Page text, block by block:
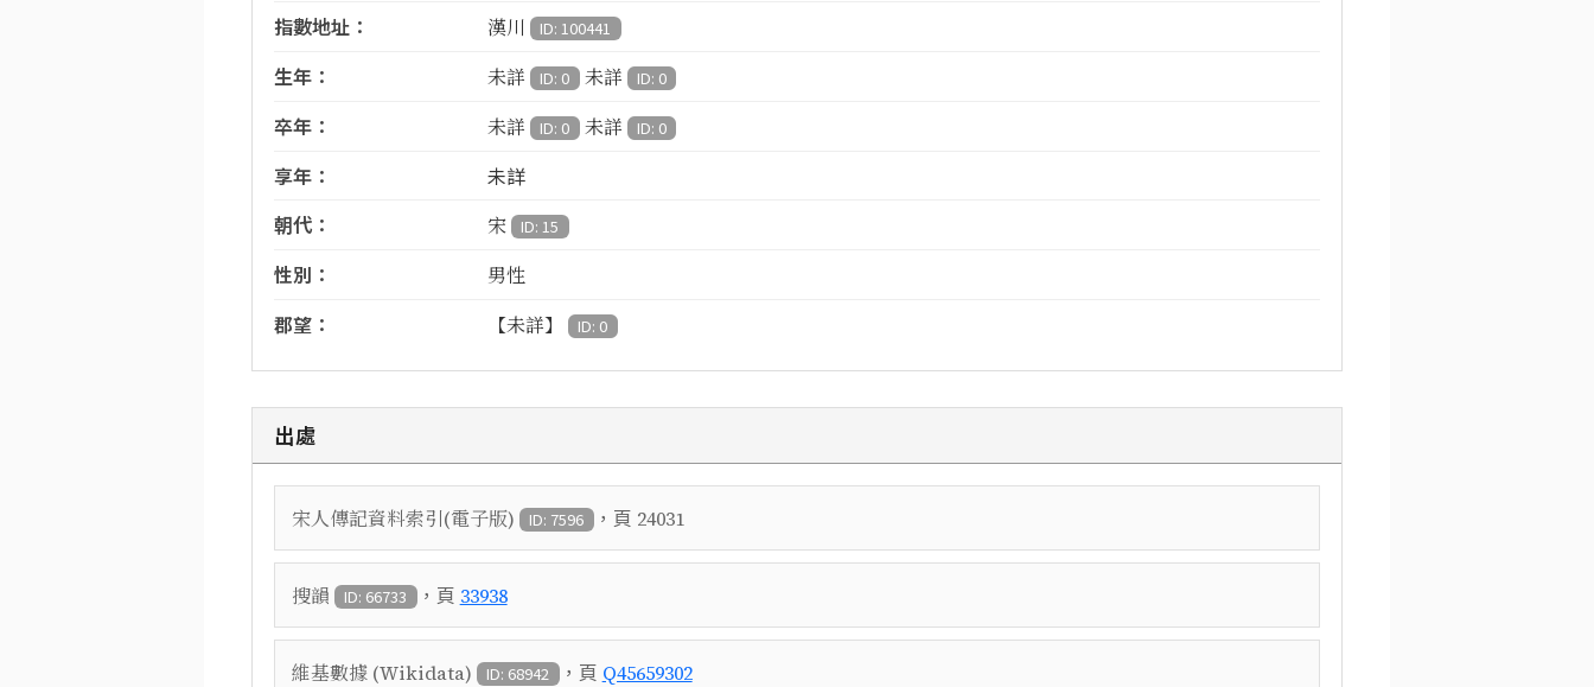
指數地址：
漢川 ID: 100441
生年： 未詳 ID: 0 未詳 ID: 0
卒年： 未詳 ID: 0 未詳 ID: 0
享年：
未詳
朝代：
宋 ID: 15
性別： 男性
郡望： 【未詳】 ID: 0
出處
宋人傳記資料索引(電子版) ID: 7596 ，頁 24031
搜韻 ID: 66733 ，頁 33938
維基數據 (Wikidata) ID: 68942 ，頁 Q45659302